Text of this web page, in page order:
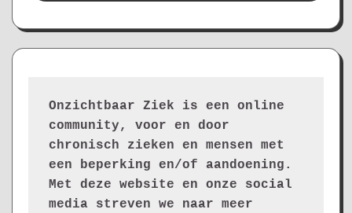
Onzichtbaar Ziek is een online
community, voor en door
chronisch zieken en mensen met
een beperking en/of aandoening.
Met deze website en onze social
media streven we naar meer